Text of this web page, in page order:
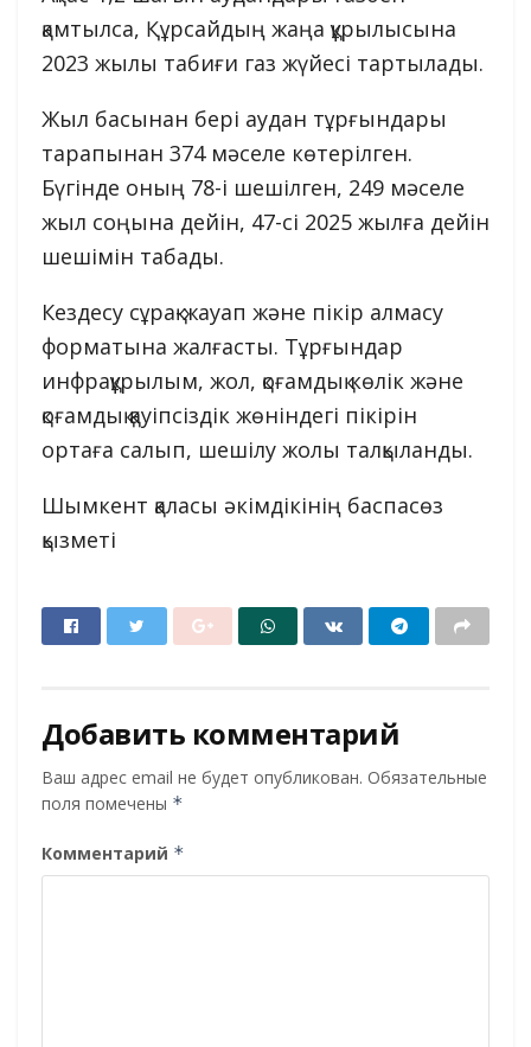
қамтылса, Құрсайдың жаңа құрылысына
2023 жылы табиғи газ жүйесі тартылады.
Жыл басынан бері аудан тұрғындары
тарапынан 374 мәселе көтерілген.
Бүгінде оның 78-і шешілген, 249 мәселе
жыл соңына дейін, 47-сі 2025 жылға дейін
шешімін табады.
Кездесу сұрақ-жауап және пікір алмасу
форматына жалғасты. Тұрғындар
инфрақұрылым, жол, қоғамдық көлік және
қоғамдық қауіпсіздік жөніндегі пікірін
ортаға салып, шешілу жолы талқыланды.
Шымкент қаласы әкімдікінің баспасөз
қызметі
Добавить комментарий
Ваш адрес email не будет опубликован. Обязательные
поля помечены *
Комментарий *